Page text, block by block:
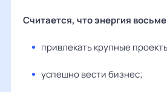
Считается, что энергия
привлекать крупные
успешно вести бизнес;